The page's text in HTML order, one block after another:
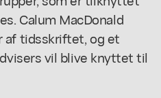
Calum MacDonald
tidsskriftet, og et
vil blive knyttet til